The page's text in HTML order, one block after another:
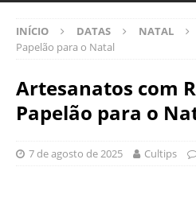
INÍCIO DATAS NATAL
Papelão para o Natal
Artesanatos com
Papelão para o
7 de agosto de 2025 Cultips